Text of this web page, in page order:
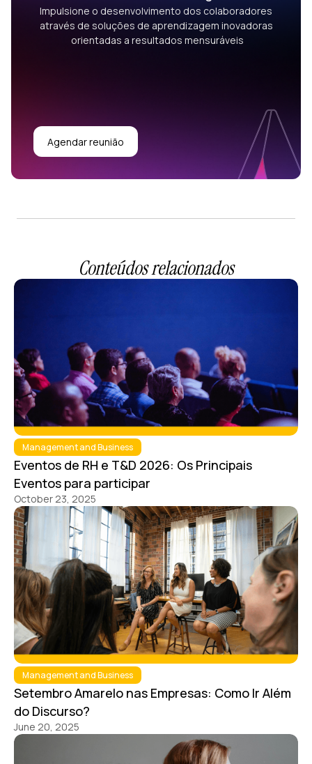
Impulsione o desenvolvimento dos colaboradores
através de soluções de aprendizagem inovadoras
orientadas a resultados mensuráveis
Agendar reunião
Conteúdos relacionados
Management and Business
Eventos de RH e T&D 2026: Os Principais
Eventos para participar
October 23, 2025
Management and Business
Setembro Amarelo nas Empresas: Como Ir Além
do Discurso?
June 20, 2025